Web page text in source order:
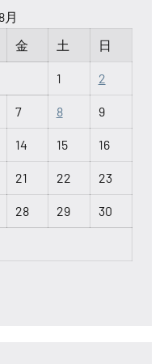
月
金 土 日
1 2
7 8 9
14 15 16
21 22 23
28 29 30